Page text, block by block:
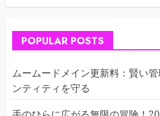
POPULAR POSTS
ムームードメイン更新料：賢い
ンティティを守る